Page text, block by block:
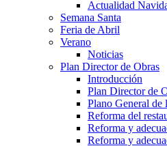
Actualidad
Semana Santa
Feria de Abril
Verano
Noticias
Plan Director de Obras
Introducción
Plan Director de
Plano General de
Reforma del
Reforma y
Reforma y